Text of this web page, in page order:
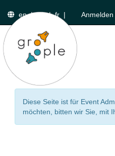
en|de|fr | Anmelden
Diese Seite ist für Event
möchten, bitten wir Sie, mit